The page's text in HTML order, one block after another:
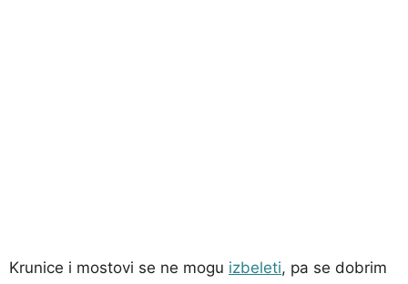
Krunice i mostovi se ne mogu izbeleti, pa se dobrim